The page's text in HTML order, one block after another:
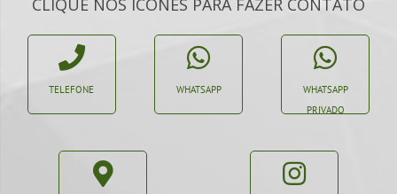
CLIQUE NOS ÍCONES PARA FAZER CONTATO
TELEFONE WHATSAPP
WHATSAPP
PRIVADO